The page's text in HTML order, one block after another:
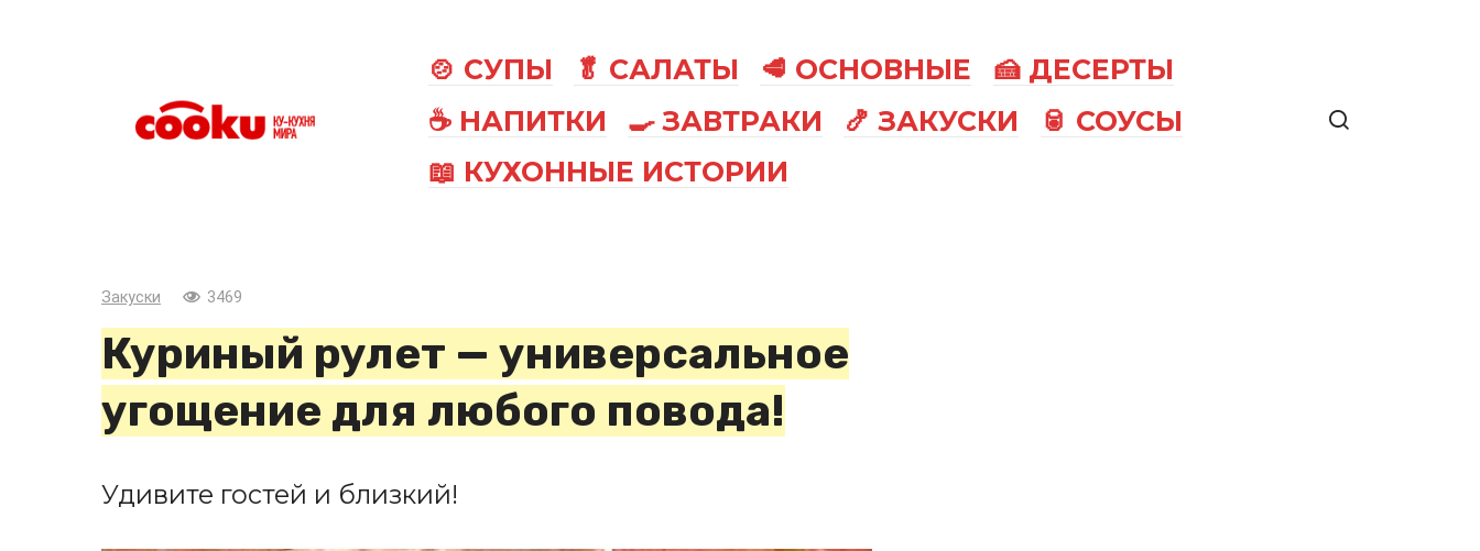
🍲 СУПЫ 🥬 САЛАТЫ 🥩 ОСНОВНЫЕ
🍰 ДЕСЕРТЫ
☕ НАПИТКИ
🍳 ЗАВТРАКИ 🍤 ЗАКУСКИ
🥫 СОУСЫ
📖 КУХОННЫЕ ИСТОРИИ
Закуски 3469
Куриный рулет — универсальное
угощение для любого повода!
Удивите гостей и близкий!